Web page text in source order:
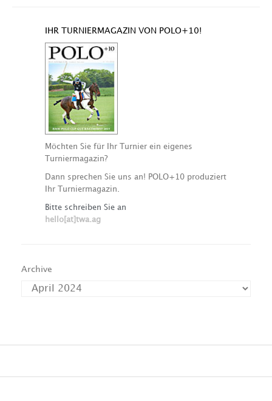
IHR TURNIERMAGAZIN VON POLO+10!
Möchten Sie für Ihr Turnier ein eigenes
Turniermagazin?
Dann sprechen Sie uns an! POLO+10 produziert
Ihr Turniermagazin.
Bitte schreiben Sie an
hello[at]twa.ag
Archive